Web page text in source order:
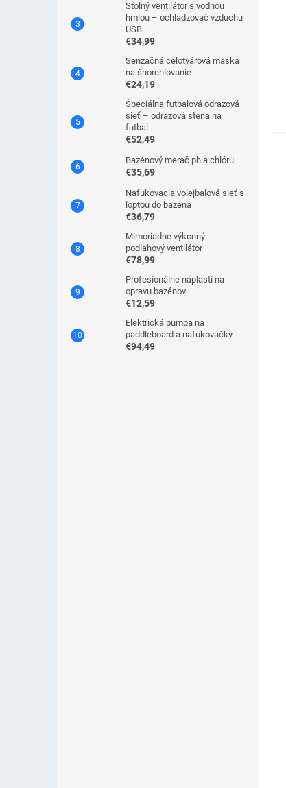
Stolný ventilátor s vodnou
hmlou – ochladzovač vzduchu
USB
€34,99
Senzačná celotvárová maska
na šnorchlovanie
€24,19
Špeciálna futbalová odrazová
sieť – odrazová stena na
futbal
€52,49
Bazénový merač ph a chlóru
€35,69
Nafukovacia volejbalová sieť s
loptou do bazéna
€36,79
Mimoriadne výkonný
podlahový ventilátor
€78,99
Profesionálne náplasti na
opravu bazénov
€12,59
Elektrická pumpa na
paddleboard a nafukovačky
€94,49